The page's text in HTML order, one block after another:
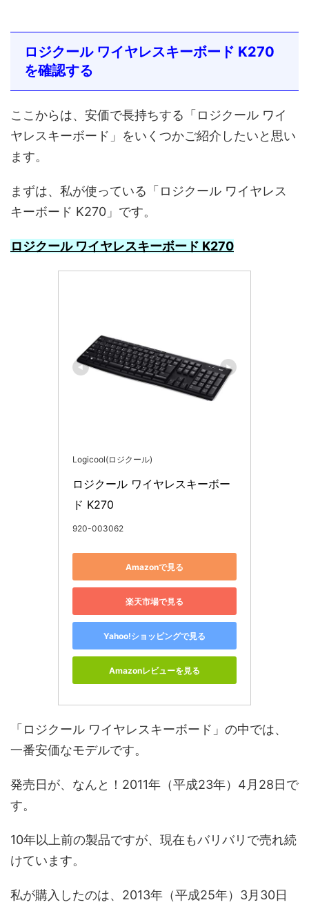
ロジクール ワイヤレスキーボード K270
を確認する
ここからは、安価で長持ちする「ロジクール ワイ
ヤレスキーボード」をいくつかご紹介したいと思い
ます。
まずは、私が使っている「ロジクール ワイヤレス
キーボード K270」です。
ロジクール ワイヤレスキーボード K270
Logicool(ロジクール)
ロジクール ワイヤレスキーボー
ド K270
920-003062
Amazonで見る
楽天市場で見る
Yahoo!ショッピングで見る
Amazonレビューを見る
「ロジクール ワイヤレスキーボード」の中では、
一番安価なモデルです。
発売日が、なんと！2011年（平成23年）4月28日で
す。
10年以上前の製品ですが、現在もバリバリで売れ続
けています。
私が購入したのは、2013年（平成25年）3月30日